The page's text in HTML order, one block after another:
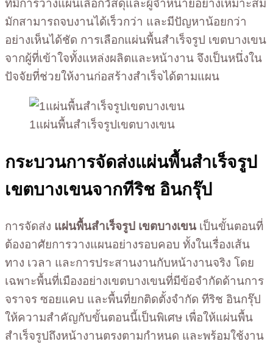
ที่มีการวางแผนเลือกวัสดุและผู้จำหน่ายอย่างเหมาะสม
มักสามารถจบงานได้เร็วกว่า และมีปัญหาน้อยกว่า
อย่างเห็นได้ชัด การเลือกแผ่นพื้นสำเร็จรูป เขตบางเขน
จากผู้ที่เข้าใจทั้งแหล่งผลิตและหน้างาน จึงเป็นหนึ่งใน
ปัจจัยที่ช่วยให้งานก่อสร้างสำเร็จได้ตามแผน
1แผ่นพื้นสำเร็จรูปเขตบางเขน
กระบวนการจัดส่งแผ่นพื้นสำเร็จรูป
เขตบางเขนจากทีริช อินกรุ๊ป
การจัดส่ง แผ่นพื้นสำเร็จรูป เขตบางเขนเป็นขั้นตอนที่
ต้องอาศัยการวางแผนอย่างรอบคอบ ทั้งในเรื่องเส้น
ทาง เวลา และการประสานงานกับหน้างานจริง โดย
เฉพาะพื้นที่เมืองอย่างเขตบางเขนที่มีข้อจำกัดด้านการ
จราจร ซอยแคบ และพื้นที่ยกติดตั้งจำกัด ทีริช อินกรุ๊ป
ให้ความสำคัญกับขั้นตอนนี้เป็นพิเศษ เพื่อให้แผ่นพื้น
สำเร็จรูปถึงหน้างานตรงตามกำหนด และพร้อมใช้งาน